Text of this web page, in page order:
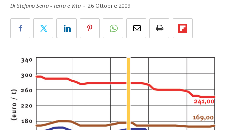
Di Stefano Serra - Terra e Vita - 26 Ottobre 2009